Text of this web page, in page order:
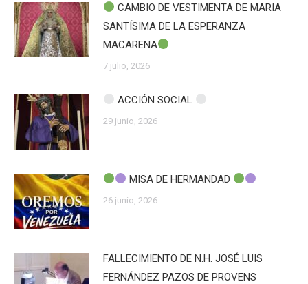
CAMBIO DE VESTIMENTA DE MARIA
SANTÍSIMA DE LA ESPERANZA
MACARENA
7 julio, 2026
ACCIÓN SOCIAL
29 junio, 2026
MISA DE HERMANDAD
26 junio, 2026
FALLECIMIENTO DE N.H. JOSÉ LUIS
FERNÁNDEZ PAZOS DE PROVENS